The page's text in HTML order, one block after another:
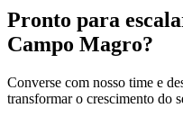
Pronto para
Campo Magro?
Converse com nosso time e
transformar o crescimento do